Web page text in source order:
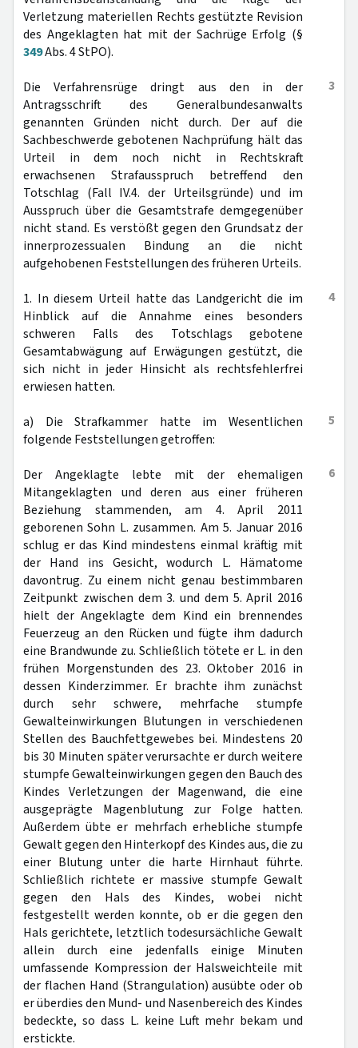
Verletzung materiellen Rechts gestützte Revision
des Angeklagten hat mit der Sachrüge Erfolg (§
349Abs. 4 StPO).
3
Die Verfahrensrüge dringt aus den in der
Antragsschrift des Generalbundesanwalts
genannten Gründen nicht durch. Der auf die
Sachbeschwerde gebotenen Nachprüfung hält das
Urteil in dem noch nicht in Rechtskraft
erwachsenen Strafausspruch betreffend den
Totschlag (Fall IV.4. der Urteilsgründe) und im
Ausspruch über die Gesamtstrafe demgegenüber
nicht stand. Es verstößt gegen den Grundsatz der
innerprozessualen Bindung an die nicht
aufgehobenen Feststellungen des früheren Urteils.
4
1. In diesem Urteil hatte das Landgericht die im
Hinblick auf die Annahme eines besonders
schweren Falls des Totschlags gebotene
Gesamtabwägung auf Erwägungen gestützt, die
sich nicht in jeder Hinsicht als rechtsfehlerfrei
erwiesen hatten.
5
a) Die Strafkammer hatte im Wesentlichen
folgende Feststellungen getroffen:
6
Der Angeklagte lebte mit der ehemaligen
Mitangeklagten und deren aus einer früheren
Beziehung stammenden, am 4. April 2011
geborenen Sohn L. zusammen. Am 5. Januar 2016
schlug er das Kind mindestens einmal kräftig mit
der Hand ins Gesicht, wodurch L. Hämatome
davontrug. Zu einem nicht genau bestimmbaren
Zeitpunkt zwischen dem 3. und dem 5. April 2016
hielt der Angeklagte dem Kind ein brennendes
Feuerzeug an den Rücken und fügte ihm dadurch
eine Brandwunde zu. Schließlich tötete er L. in den
frühen Morgenstunden des 23. Oktober 2016 in
dessen Kinderzimmer. Er brachte ihm zunächst
durch sehr schwere, mehrfache stumpfe
Gewalteinwirkungen Blutungen in verschiedenen
Stellen des Bauchfettgewebes bei. Mindestens 20
bis 30 Minuten später verursachte er durch weitere
stumpfe Gewalteinwirkungen gegen den Bauch des
Kindes Verletzungen der Magenwand, die eine
ausgeprägte Magenblutung zur Folge hatten.
Außerdem übte er mehrfach erhebliche stumpfe
Gewalt gegen den Hinterkopf des Kindes aus, die zu
einer Blutung unter die harte Hirnhaut führte.
Schließlich richtete er massive stumpfe Gewalt
gegen den Hals des Kindes, wobei nicht
festgestellt werden konnte, ob er die gegen den
Hals gerichtete, letztlich todesursächliche Gewalt
allein durch eine jedenfalls einige Minuten
umfassende Kompression der Halsweichteile mit
der flachen Hand (Strangulation) ausübte oder ob
er überdies den Mund- und Nasenbereich des Kindes
bedeckte, so dass L. keine Luft mehr bekam und
erstickte.